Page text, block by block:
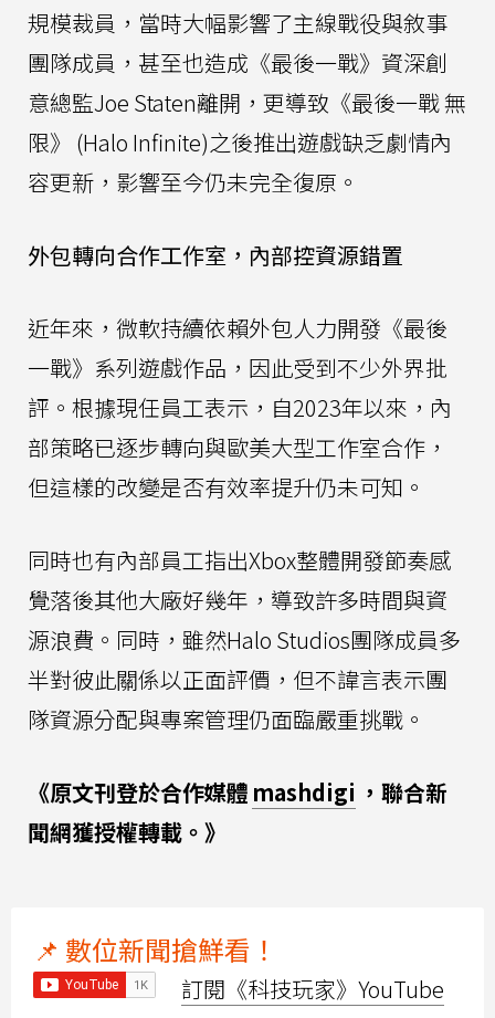
規模裁員，當時大幅影響了主線戰役與敘事
團隊成員，甚至也造成《最後一戰》資深創
意總監Joe Staten離開，更導致《最後一戰 無
限》 (Halo Infinite)之後推出遊戲缺乏劇情內
容更新，影響至今仍未完全復原。
外包轉向合作工作室，內部控資源錯置
近年來，微軟持續依賴外包人力開發《最後
一戰》系列遊戲作品，因此受到不少外界批
評。根據現任員工表示，自2023年以來，內
部策略已逐步轉向與歐美大型工作室合作，
但這樣的改變是否有效率提升仍未可知。
同時也有內部員工指出Xbox整體開發節奏感
覺落後其他大廠好幾年，導致許多時間與資
源浪費。同時，雖然Halo Studios團隊成員多
半對彼此關係以正面評價，但不諱言表示團
隊資源分配與專案管理仍面臨嚴重挑戰。
《原文刊登於合作媒體 mashdigi ，聯合新
聞網獲授權轉載。》
📌 數位新聞搶鮮看！
訂閱《科技玩家》YouTube